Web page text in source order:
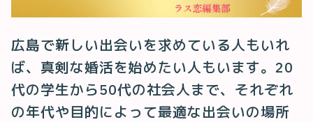
広島で新しい出会いを求めている人もいれ
ば、真剣な婚活を始めたい人もいます。20
代の学生から50代の社会人まで、それぞれ
の年代や目的によって最適な出会いの場所